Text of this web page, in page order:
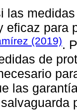
las
eficaz para
(2019).
de
las